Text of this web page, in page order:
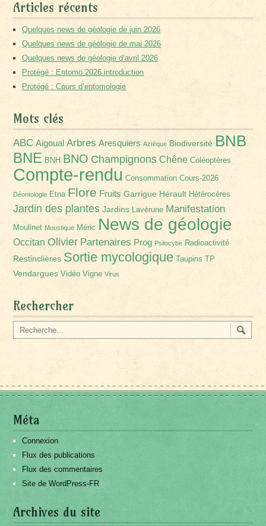
Articles récents
Quelques news de géologie de juin 2026
Quelques news de géologie de mai 2026
Quelques news de géologie d’avril 2026
Protégé : Entomo 2026 introduction
Protégé : Cours d’entomologie
Mots clés
ABC Aigoual Arbres Aresquiers Aztèque Biodiversité BNB
BNE BNH BNO Champignons Chêne Coléoptères
Compte-rendu Consommation Cours-2026
Déontologie Etna Flore Fruits Garrigue Hérault Hétérocères
Jardin des plantes Jardins Lavérune Manifestation
Moulinet Moustique Méric News de géologie
Occitan Olivier Partenaires Prog Psilocybe Radioactivité
Restinclières Sortie mycologique Taupins TP
Vendargues Vidéo Vigne Virus
Rechercher
Méta
Connexion
Flux des publications
Flux des commentaires
Site de WordPress-FR
Archives du site